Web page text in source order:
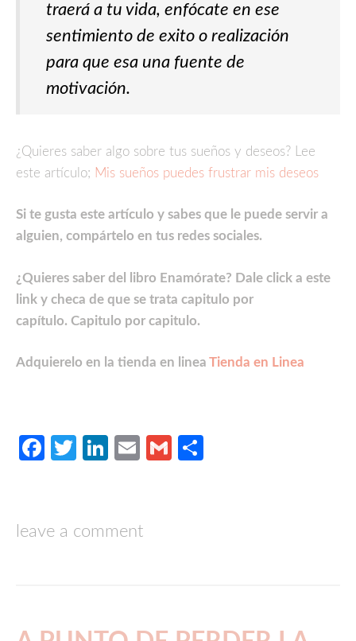
traerá a tu vida, enfócate en ese
sentimiento de exito o realización
para que esa una fuente de
motivación.
¿Quieres saber algo sobre tus sueños y deseos? Lee
este artículo; Mis sueños puedes frustrar mis deseos
Si te gusta este artículo y sabes que le puede servir a
alguien, compártelo en tus redes sociales.
¿Quieres saber del libro Enamórate? Dale click a este
link y checa de que se trata capitulo por
capítulo. Capitulo por capitulo.
Adquierelo en la tienda en linea Tienda en Linea
Facebook
TwitterLinkedIn
EmailGmail
leave a comment